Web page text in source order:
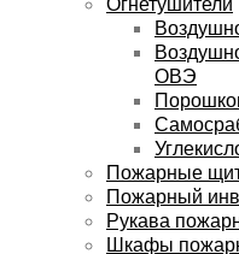
ОВЭ
Пожарные
Пожарный
Рукава
Шкафы